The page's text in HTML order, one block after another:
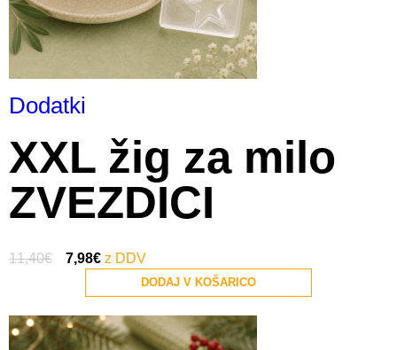
Dodatki
XXL žig za milo
ZVEZDICI
11,40€ 7,98€
DODAJ V KOŠARICO